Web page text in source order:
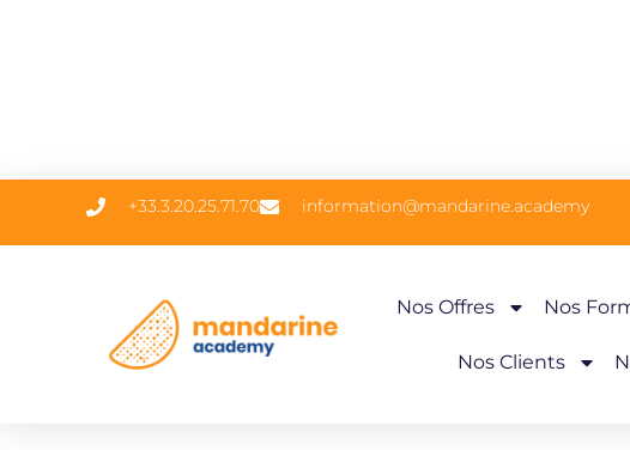
+33.3.20.25.71.70 information@mandarine.academy
Nos Offres Nos
Nos Clients